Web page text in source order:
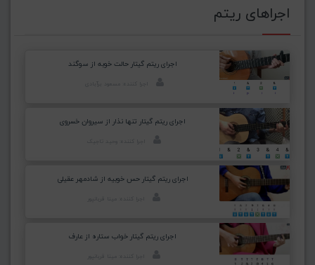
اجراهای ریتم
اجرای ریتم گیتار حالت خوبه از سوگند
اجرای ریتم گیتار تنها نذار از سیروان خسروی
اجرای ریتم گیتار حس خوبیه از شادمهر عقیلی
اجرای ریتم گیتار خواب ستاره از عارف